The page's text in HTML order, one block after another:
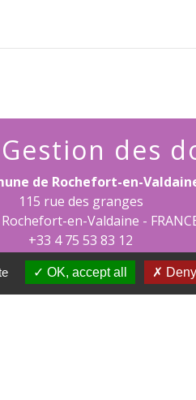
des
de Rochefort-en-
115 rue des granges
en-Valdaine -
+33 4 75 53 83 12
OK, accept all